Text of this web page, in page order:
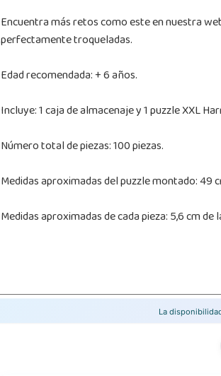
Encuentra más retos como este en nuestra
perfectamente troqueladas.
Edad recomendada: + 6 años.
Incluye: 1 caja de almacenaje y 1 puzzle XXL
Número total de piezas: 100 piezas.
Medidas aproximadas del puzzle montado: 49
Medidas aproximadas de cada pieza: 5,6 cm de
La